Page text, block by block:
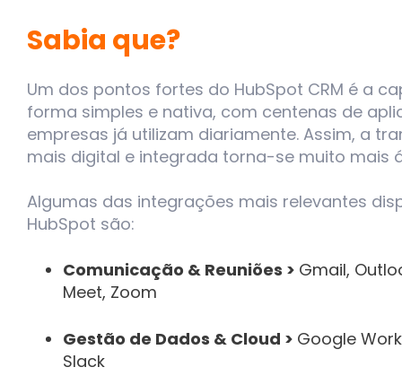
Sabia que?
Um dos pontos fortes do HubSpot CRM é a
forma simples e nativa, com centenas de
empresas já utilizam diariamente. Assim, a
mais digital e integrada torna-se muito mais
Algumas das integrações mais relevantes
HubSpot são:
Comunicação & Reuniões > Gmail,
Meet, Zoom
Gestão de Dados & Cloud > Google
Slack